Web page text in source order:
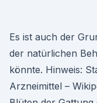
Es ist auch der
der natürlichen
könnte. Hinweis:
Arzneimittel –